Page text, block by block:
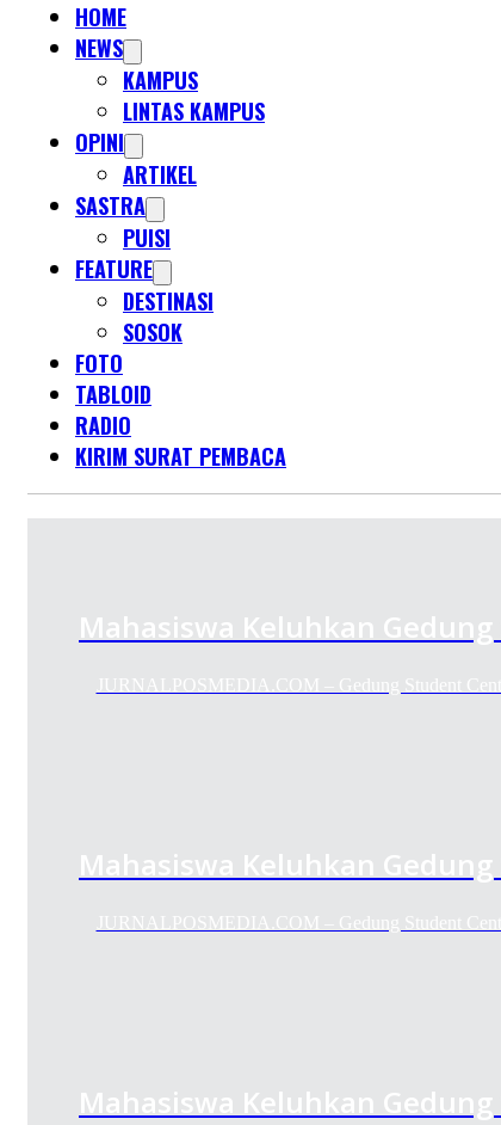
HOME
NEWS
KAMPUS
LINTAS KAMPUS
OPINI
ARTIKEL
SASTRA
PUISI
FEATURE
DESTINASI
SOSOK
FOTO
TABLOID
RADIO
KIRIM SURAT PEMBACA
Mahasiswa Keluhkan
JURNALPOSMEDIA.COM – Gedung Student
Mahasiswa Keluhkan
JURNALPOSMEDIA.COM – Gedung Student
Mahasiswa Keluhkan